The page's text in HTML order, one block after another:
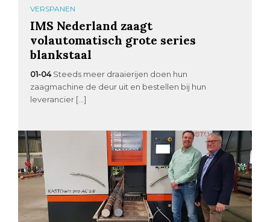
VERSPANEN
IMS Nederland zaagt
volautomatisch grote series
blankstaal
01-04 Steeds meer draaierijen doen hun
zaagmachine de deur uit en bestellen bij hun
leverancier […]